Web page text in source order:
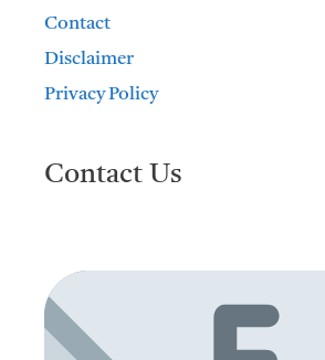
Contact
Disclaimer
Privacy Policy
Contact Us